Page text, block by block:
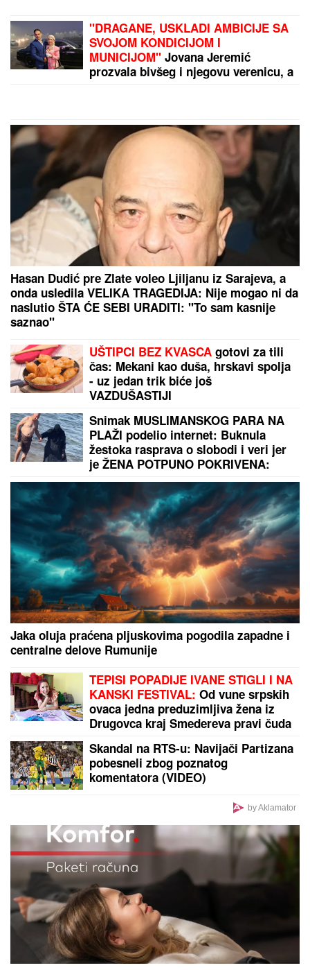
ISIDORA ISPRED POLICIJSKE
STANICE Prvo oglašavanje žene
Sergeja Trifunovića nakon što su
ZVALI NADLEŽNE zbog nje: "Samo
TEA TAIROVIĆ SE OGLASILA NAKON
SAOBRAĆAJKE U CRNOJ GORIPodelila klip, svi
gledaju u ONO ŠTO NOSI: Snima se u ogledalu,
dlaka sa glave joj ne fali
NEMA LAKIH UTAKMICA,
NAPREDUJEMO IZ MEČA U MEČ:
Marko Savić šef stručnog štaba
Vojvodine pred meč sa Radnikom
"DRAGANE, USKLADI AMBICIJE SA
SVOJOM KONDICIJOM I
MUNICIJOM"Jovana Jeremić
prozvala bivšeg i njegovu verenicu, a
on poručuje šta mu je JEDINO
VAŽNO: "U tome je istina"
Hasan Dudić pre Zlate voleo Ljiljanu iz Sarajeva, a
onda usledila VELIKA TRAGEDIJA: Nije mogao ni da
naslutio ŠTA ĆE SEBI URADITI: "To sam kasnije
saznao"
gotovi za tili
čas: Mekani kao duša, hrskavi spolja
- uz jedan trik biće još
VAZDUŠASTIJI
Snimak MUSLIMANSKOG PARA NA
PLAŽI podelio internet: Buknula
žestoka rasprava o slobodi i veri jer
je ŽENA POTPUNO POKRIVENA:
"On šeta golog stomaka, dok ona ne
može da diše"